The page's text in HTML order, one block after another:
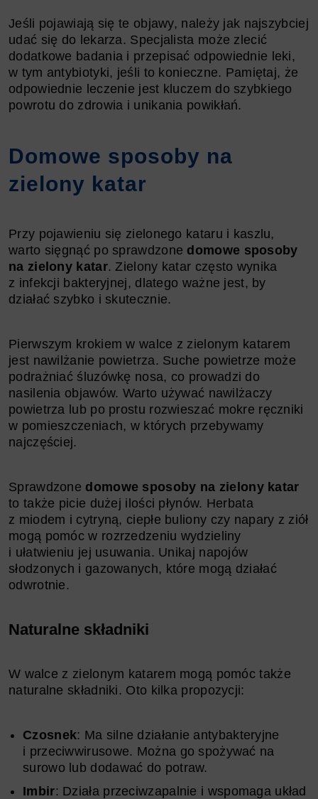
Jeśli pojawiają się te objawy, należy jak najszybciej
udać się do lekarza. Specjalista może zlecić
dodatkowe badania i przepisać odpowiednie leki,
w tym antybiotyki, jeśli to konieczne. Pamiętaj, że
odpowiednie leczenie jest kluczem do szybkiego
powrotu do zdrowia i unikania powikłań.
Domowe sposoby na
zielony katar
Przy pojawieniu się zielonego kataru i kaszlu,
warto sięgnąć po sprawdzone domowe sposoby
na zielony katar. Zielony katar często wynika
z infekcji bakteryjnej, dlatego ważne jest, by
działać szybko i skutecznie.
Pierwszym krokiem w walce z zielonym katarem
jest nawilżanie powietrza. Suche powietrze może
podrażniać śluzówkę nosa, co prowadzi do
nasilenia objawów. Warto używać nawilżaczy
powietrza lub po prostu rozwieszać mokre ręczniki
w pomieszczeniach, w których przebywamy
najczęściej.
Sprawdzone domowe sposoby na zielony katar
to także picie dużej ilości płynów. Herbata
z miodem i cytryną, ciepłe buliony czy napary z ziół
mogą pomóc w rozrzedzeniu wydzieliny
i ułatwieniu jej usuwania. Unikaj napojów
słodzonych i gazowanych, które mogą działać
odwrotnie.
Naturalne składniki
W walce z zielonym katarem mogą pomóc także
naturalne składniki. Oto kilka propozycji:
Czosnek: Ma silne działanie antybakteryjne
i przeciwwirusowe. Można go spożywać na
surowo lub dodawać do potraw.
Imbir: Działa przeciwzapalnie i wspomaga układ